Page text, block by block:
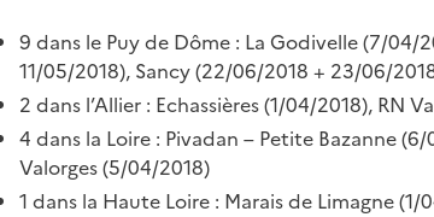
9 dans le Puy de Dôme : La Godivelle (7/04/
11/05/2018), Sancy (22/06/2018 + 23/06/
2 dans l’Allier : Echassières (1/04/2018), RN
4 dans la Loire : Pivadan – Petite Bazanne
Valorges (5/04/2018)
1 dans la Haute Loire : Marais de Limagne (1/